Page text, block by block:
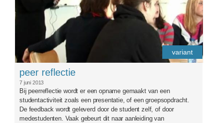
variant
peer reflectie
7 juni 2013
Bij peerreflectie wordt er een opname gemaakt van een
studentactiviteit zoals een presentatie, of een groepsopdracht.
De feedback wordt geleverd door de student zelf, of door
medestudenten. Vaak gebeurt dit naar aanleiding van